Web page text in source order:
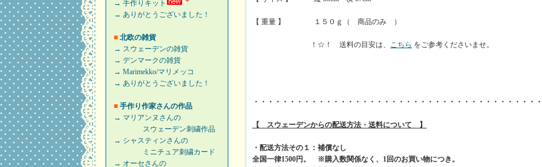
→ 手作りキット
→ ありがとうございました！
■ 北欧の雑貨
→ スウェーデンの雑貨
→ デンマークの雑貨
→ Marimekko/マリメッコ
→ ありがとうございました！
■ 手作り作家さんの作品
→ マリアンヌさんの
スウェーデン刺繍作品
→ シャスティンさんの
ミニチュア刺繍カード
→ オーセさんの
【 重量 】 １５０ｇ（ 商品のみ ）
！☆！ 送料の目安は、 こちら をご参考くださいませ。
・・・・・・・・・・・・・・・・・・・・・・・・・・・・・・・・・・・・・・・・
【 スウェーデンからの配送方法・送料について 】
・配送方法その１：補償なし
全国一律1500円。 ※購入数関係なく、1回のお買い物につき。